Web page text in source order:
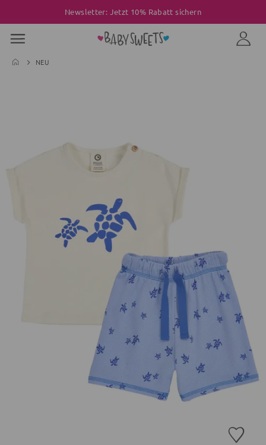
Newsletter: Jetzt 10% Rabatt sichern
NEU